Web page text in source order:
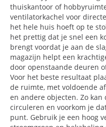
thuiskantoor of
ventilatorkachel voor
het hele huis hoeft op te
het prettig dat je snel een
brengt voordat je aan de
magazijn helpt een
door openstaande deuren
Voor het beste resultaat
de ruimte, met voldoende
en andere objecten. Zo
circuleren en voorkom je
punt. Gebruik je een hoog